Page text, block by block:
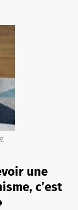
une
c’est